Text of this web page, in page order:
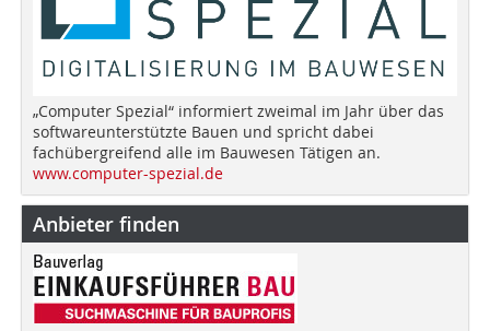
„Computer Spezial“ informiert zweimal im Jahr über das
softwareunterstützte Bauen und spricht dabei
fachübergreifend alle im Bauwesen Tätigen an.
www.computer-spezial.de
Anbieter finden